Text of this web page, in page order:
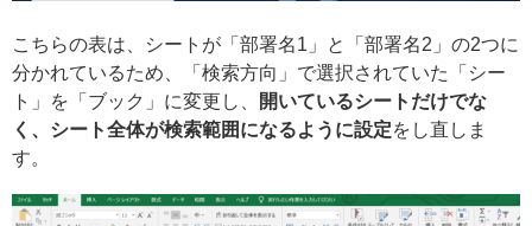
こちらの表は、シートが「部署名1」と「部署名2」の2つに
分かれているため、「検索方向」で選択されていた「シー
ト」を「ブック」に変更し、
開いているシートだけでな
く、シート全体が検索範囲になるように設定をし直しま
す。